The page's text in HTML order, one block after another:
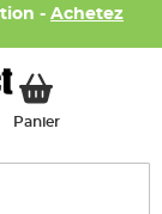
- Achetez
PanierMon panier